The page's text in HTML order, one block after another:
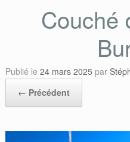
Couché
Publié le 24 mars 2025 par
← Précédent